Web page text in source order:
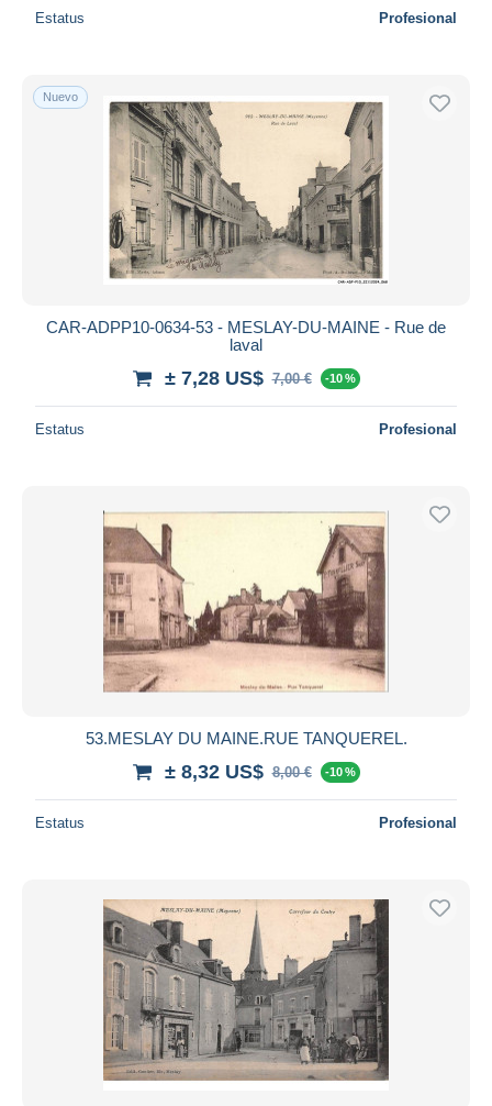
Estatus Profesional
Nuevo
CAR-ADPP10-0634-53 - MESLAY-DU-MAINE - Rue de
laval
± 7,28 US$ 7,00 € -10 %
Estatus Profesional
53.MESLAY DU MAINE.RUE TANQUEREL.
± 8,32 US$ 8,00 € -10 %
Estatus Profesional